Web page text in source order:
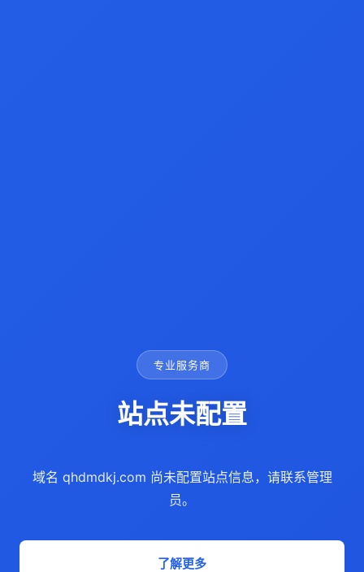
专业服务商
站点未配置
域名 qhdmdkj.com 尚未配置站点信息，请联系管理
员。
了解更多